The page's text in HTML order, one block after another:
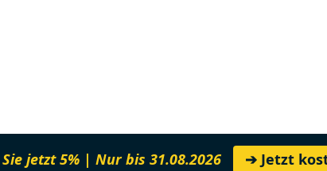
jetzt 5% | Nur bis 31.08.2026 ➔ Jetzt